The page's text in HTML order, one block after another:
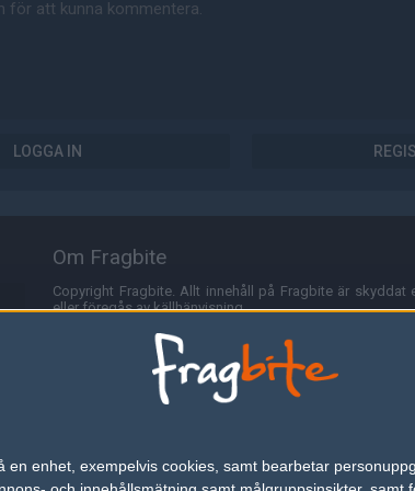
enhet, exempelvis cookies, samt bearbetar
LOGGA IN
Om Fragbite
Copyright Fragbite. Allt innehåll på Fragbite är
eller föregås av källhänvisning.
Alla åsikter uttryckta på Fragbite representerar varje
Programmering och design av Fredric Bohlin. För frågor
Fragbite använder cookies för att spara
omröstningar och för att föra statistik. För att slippa